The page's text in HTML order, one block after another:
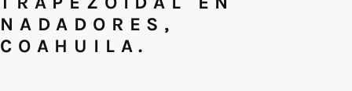
NADADORES,
COAHUILA.